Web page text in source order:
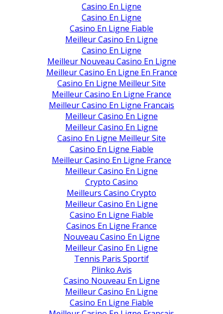
Casino En Ligne
Casino En Ligne
Casino En Ligne Fiable
Meilleur Casino En Ligne
Casino En Ligne
Meilleur Nouveau Casino En Ligne
Meilleur Casino En Ligne En France
Casino En Ligne Meilleur Site
Meilleur Casino En Ligne France
Meilleur Casino En Ligne Francais
Meilleur Casino En Ligne
Meilleur Casino En Ligne
Casino En Ligne Meilleur Site
Casino En Ligne Fiable
Meilleur Casino En Ligne France
Meilleur Casino En Ligne
Crypto Casino
Meilleurs Casino Crypto
Meilleur Casino En Ligne
Casino En Ligne Fiable
Casinos En Ligne France
Nouveau Casino En Ligne
Meilleur Casino En Ligne
Tennis Paris Sportif
Plinko Avis
Casino Nouveau En Ligne
Meilleur Casino En Ligne
Casino En Ligne Fiable